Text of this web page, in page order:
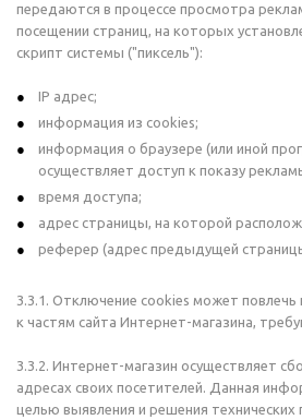
передаются в процессе просмотра
посещении страниц, на которых
скрипт системы ("пиксель"):
IP адрес;
информация из cookies;
информация о браузере (или иной
осуществляет доступ к показу
время доступа;
адрес страницы, на которой
реферер (адрес предыдущей
3.3.1. Отключение cookies может
к частям сайта Интернет-магазина,
3.3.2. Интернет-магазин осуществляет
адресах своих посетителей. Данная
целью выявления и решения